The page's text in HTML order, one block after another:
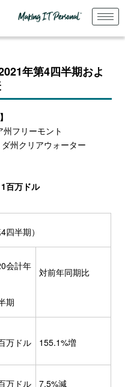
年第4四半期およ
フリーモント
州クリアウォーター
百万ドル
半期）
会計年
期
対前年同期比
万ドル 155.1%増
万ドル 7.5%減